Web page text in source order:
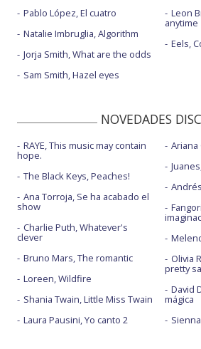
Pablo López, El cuatro
Natalie Imbruglia, Algorithm
Jorja Smith, What are the odds
Sam Smith, Hazel eyes
Leon
anytime
Eels,
NOVEDADES
RAYE, This music may contain
hope.
The Black Keys, Peaches!
Ana Torroja, Se ha acabado el
show
Charlie Puth, Whatever's
clever
Bruno Mars, The romantic
Loreen, Wildfire
Shania Twain, Little Miss Twain
Laura Pausini, Yo canto 2
Ariana
Olivia
pretty
David
mágica